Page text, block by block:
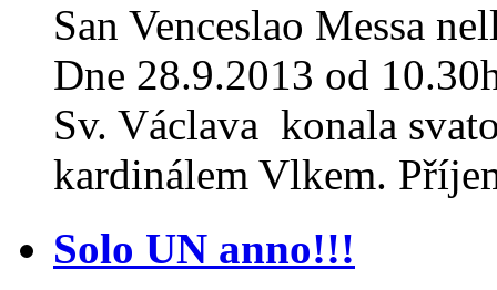
San Venceslao Messa
Dne 28.9.2013 od
Sv. Václava konala
kardinálem Vlkem.
Solo UN anno!!!